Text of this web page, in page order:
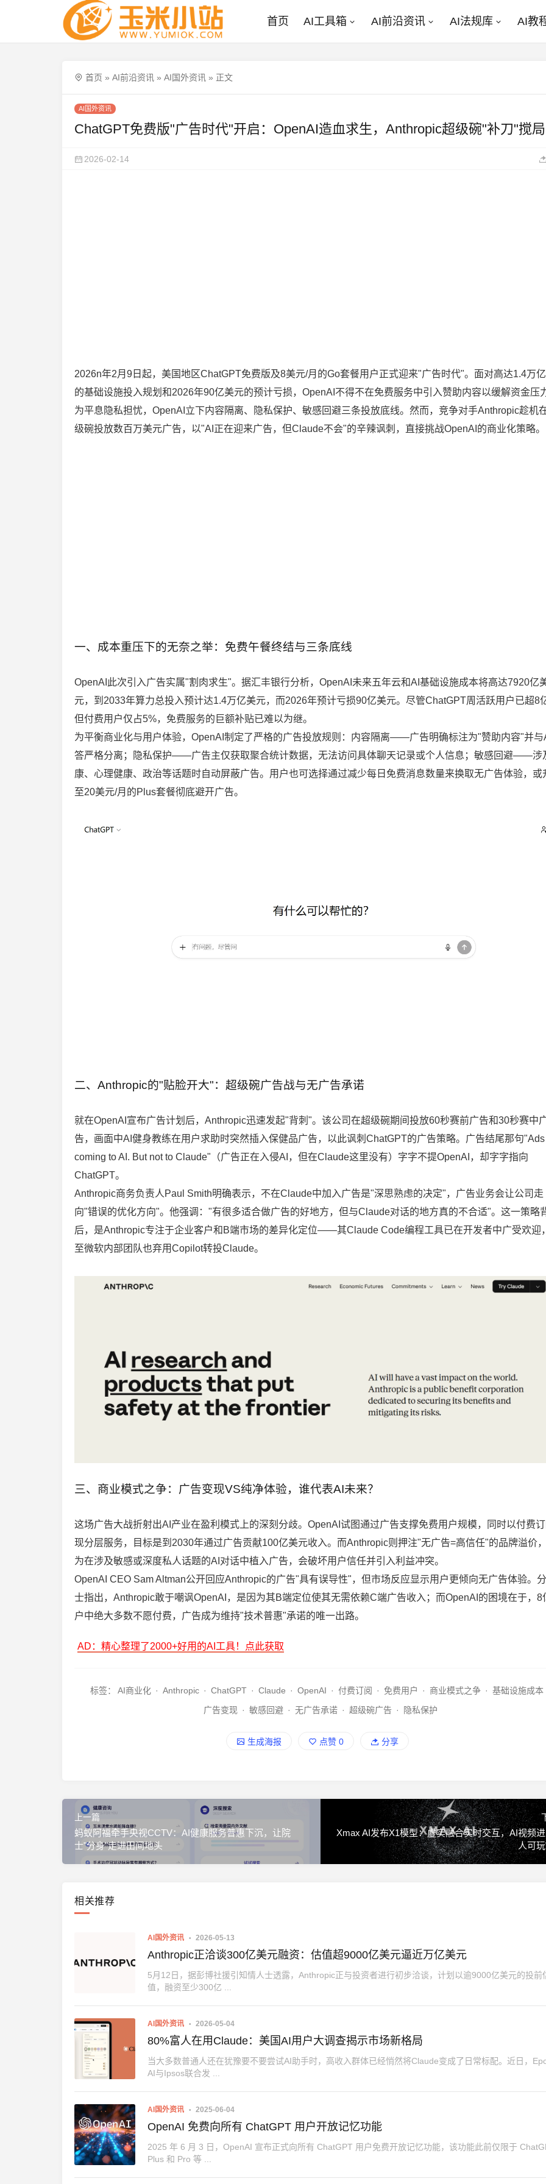
首页 AI工具箱 AI前沿资讯 AI法规库 AI教
首页 » AI前沿资讯 » AI国外资讯 » 正文
AI国外资讯
ChatGPT免费版"广告时代"开启：OpenAI造血求生，Anthropic超级碗"补刀"搅局
2026-02-14
2026n年2月9日起，美国地区ChatGPT免费版及8美元/月的Go套餐用户正式迎来"广告时代"。面对高达1.4万
的基础设施投入规划和2026年90亿美元的预计亏损，OpenAI不得不在免费服务中引入赞助内容以缓解资金压
为平息隐私担忧，OpenAI立下内容隔离、隐私保护、敏感回避三条投放底线。然而，竞争对手Anthropic趁机
级碗投放数百万美元广告，以"AI正在迎来广告，但Claude不会"的辛辣讽刺，直接挑战OpenAI的商业化策略。
一、成本重压下的无奈之举：免费午餐终结与三条底线
OpenAI此次引入广告实属"割肉求生"。据汇丰银行分析，OpenAI未来五年云和AI基础设施成本将高达7920亿
元，到2033年算力总投入预计达1.4万亿美元，而2026年预计亏损90亿美元。尽管ChatGPT周活跃用户已超8
但付费用户仅占5%，免费服务的巨额补贴已难以为继。
为平衡商业化与用户体验，OpenAI制定了严格的广告投放规则：内容隔离——广告明确标注为"赞助内容"并与
答严格分离；隐私保护——广告主仅获取聚合统计数据，无法访问具体聊天记录或个人信息；敏感回避——涉
康、心理健康、政治等话题时自动屏蔽广告。用户也可选择通过减少每日免费消息数量来换取无广告体验，或
至20美元/月的Plus套餐彻底避开广告。
二、Anthropic的"贴脸开大"：超级碗广告战与无广告承诺
就在OpenAI宣布广告计划后，Anthropic迅速发起"背刺"。该公司在超级碗期间投放60秒赛前广告和30秒赛中
告，画面中AI健身教练在用户求助时突然插入保健品广告，以此讽刺ChatGPT的广告策略。广告结尾那句
coming to AI. But not to Claude"（广告正在入侵AI，但在Claude这里没有）字字不提OpenAI，却字字指向
ChatGPT。
Anthropic商务负责人Paul Smith明确表示，不在Claude中加入广告是"深思熟虑的决定"，广告业务会让公司走
向"错误的优化方向"。他强调："有很多适合做广告的好地方，但与Claude对话的地方真的不合适"。这一策略
后，是Anthropic专注于企业客户和B端市场的差异化定位——其Claude Code编程工具已在开发者中广受欢迎
至微软内部团队也弃用Copilot转投Claude。
三、商业模式之争：广告变现VS纯净体验，谁代表AI未来？
这场广告大战折射出AI产业在盈利模式上的深刻分歧。OpenAI试图通过广告支撑免费用户规模，同时以付费
现分层服务，目标是到2030年通过广告贡献100亿美元收入。而Anthropic则押注"无广告=高信任"的品牌溢价
为在涉及敏感或深度私人话题的AI对话中植入广告，会破坏用户信任并引入利益冲突。
OpenAI CEO Sam Altman公开回应Anthropic的广告"具有误导性"，但市场反应显示用户更倾向无广告体验。
士指出，Anthropic敢于嘲讽OpenAI，是因为其B端定位使其无需依赖C端广告收入；而OpenAI的困境在于，8
户中绝大多数不愿付费，广告成为维持"技术普惠"承诺的唯一出路。
AD：精心整理了2000+好用的AI工具！点此获取
标签： AI商业化 · Anthropic · ChatGPT · Claude · OpenAI · 付费订阅 · 免费用户 · 商业模式之争 · 基础设施成本
广告变现 · 敏感回避 · 无广告承诺 · 超级碗广告 · 隐私保护
生成海报 点赞 0 分享
上一篇
蚂蚁阿福牵手央视CCTV：AI健康服务普惠下沉，让院
士"分身"走进田间地头
Xmax AI发布X1模型：虚实融合实时交互，AI视频
人可
相关推荐
AI国外资讯 2026-05-13
Anthropic正洽谈300亿美元融资：估值超9000亿美元逼近万亿美元
5月12日，据彭博社援引知情人士透露，Anthropic正与投资者进行初步洽谈，计划以逾9000亿美元的投前
值，融资至少300亿 ...
AI国外资讯 2026-05-04
80%富人在用Claude：美国AI用户大调查揭示市场新格局
当大多数普通人还在犹豫要不要尝试AI助手时，高收入群体已经悄然将Claude变成了日常标配。近日，
AI与Ipsos联合发 ...
AI国外资讯 2025-06-04
OpenAI 免费向所有 ChatGPT 用户开放记忆功能
2025 年 6 月 3 日，OpenAI 宣布正式向所有 ChatGPT 用户免费开放记忆功能，该功能此前仅限于
Plus 和 Pro 等 ...